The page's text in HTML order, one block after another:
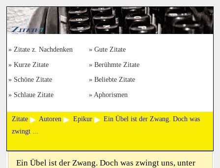
Zitate z. Nachdenken Gute Zitate
Kurze Zitate Berühmte Zitate
Schöne Zitate Beliebte Zitate
Schlaue Zitate Aphorismen
Zitate Autoren Epikur
Ein Übel ist der Zwang. Doch was
zwingt ...
Ein Übel ist der Zwang. Doch was zwingt uns, unter